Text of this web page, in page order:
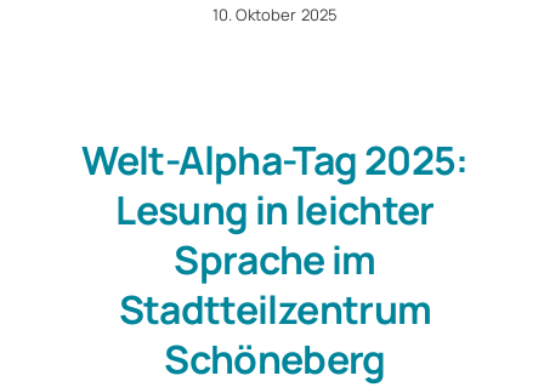
10. Oktober 2025
Welt-Alpha-Tag 2025:
Lesung in leichter
Sprache im
Stadtteilzentrum
Schöneberg